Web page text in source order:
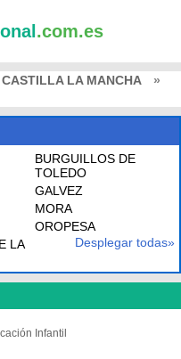
.com.es
LA MANCHA
»
BURGUILLOS DE
TOLEDO
GALVEZ
MORA
OROPESA
LA
Desplegar todas»
Infantil